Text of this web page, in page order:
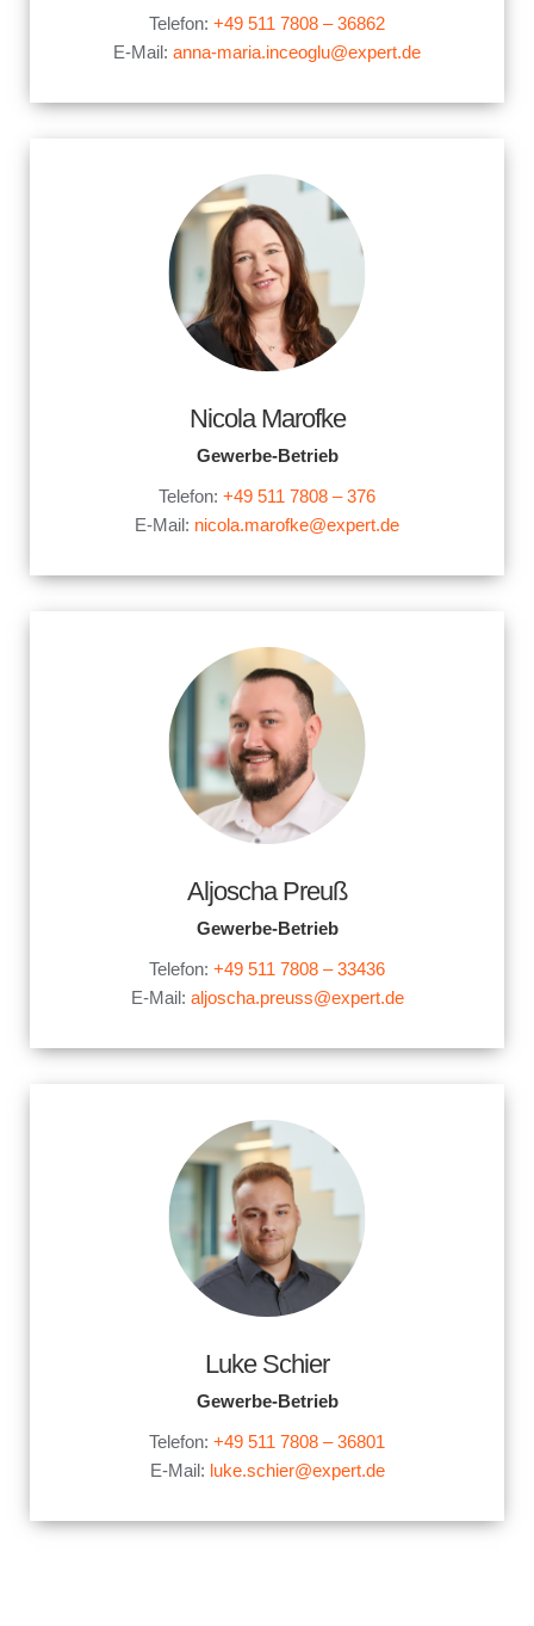
Telefon: +49 511 7808 – 36862
E-Mail: anna-maria.inceoglu@expert.de
Nicola Marofke
Gewerbe-Betrieb
Telefon: +49 511 7808 – 376
E-Mail: nicola.marofke@expert.de
Aljoscha Preuß
Gewerbe-Betrieb
Telefon: +49 511 7808 – 33436
E-Mail: aljoscha.preuss@expert.de
Luke Schier
Gewerbe-Betrieb
Telefon: +49 511 7808 – 36801
E-Mail: luke.schier@expert.de